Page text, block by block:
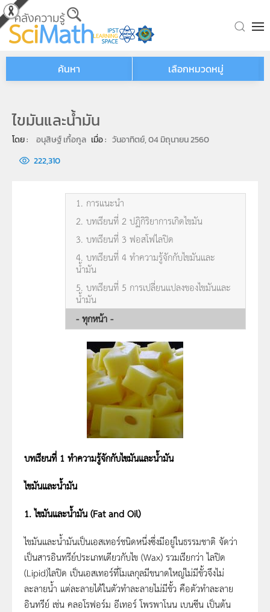
Skip to main content
ค้นหา เลือกหมวดหมู่
ไขมันและน้ำมัน
โดย : อนุสิษฐ์ เกื้อกูล เมื่อ : วันอาทิตย์, 04 มิถุนายน 2560
222,310
1. การแนะนำ
2. บทเรียนที่ 2 ปฏิกิริยาการเกิดไขมัน
3. บทเรียนที่ 3 ฟอสโฟไลปิด
4. บทเรียนที่ 4 ทำความรู้จักกับไขมันและ
น้ำมัน
5. บทเรียนที่ 5 การเปลี่ยนแปลงของไขมันและ
น้ำมัน
- ทุกหน้า -
บทเรียนที่ 1 ทำความรู้จักกับไขมันและน้ำมัน
ไขมันและน้ำมัน
1. ไขมันและน้ำมัน (Fat and Oil)
ไขมันและน้ำมันเป็นเอสเทอร์ชนิดหนึ่งซึ่งมีอยู่ในธรรมชาติ จัดว่า
เป็นสารอินทรีย์ประเภทเดียวกับไข (Wax) รวมเรียกว่า ไลปิด
(Lipid)ไลปิด เป็นเอสเทอร์ที่โมเลกุลมีขนาดใหญ่ไม่มีขั้วจึงไม่
ละลายน้ำ แต่ละลายได้ในตัวทำละลายไม่มีขั้ว คือตัวทำละลาย
อินทรีย์ เช่น คลอโรฟอร์ม อีเทอร์ โพรพาโนน เบนซีน เป็นต้น